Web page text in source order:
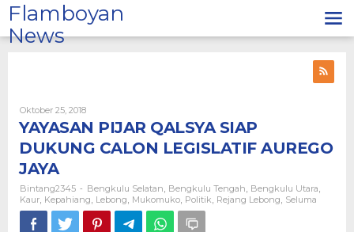
Lewati
ke
konten
Flamboyan
News
Oktober 25, 2018Oleh
Bintang2345
YAYASAN PIJAR QALSYA SIAP
DUKUNG CALON LEGISLATIF AUREGO
JAYA
Bintang2345 - Bengkulu Selatan Bengkulu Tengah Bengkulu Utara
Kaur Kepahiang Lebong Mukomuko Politik Rejang Lebong Seluma